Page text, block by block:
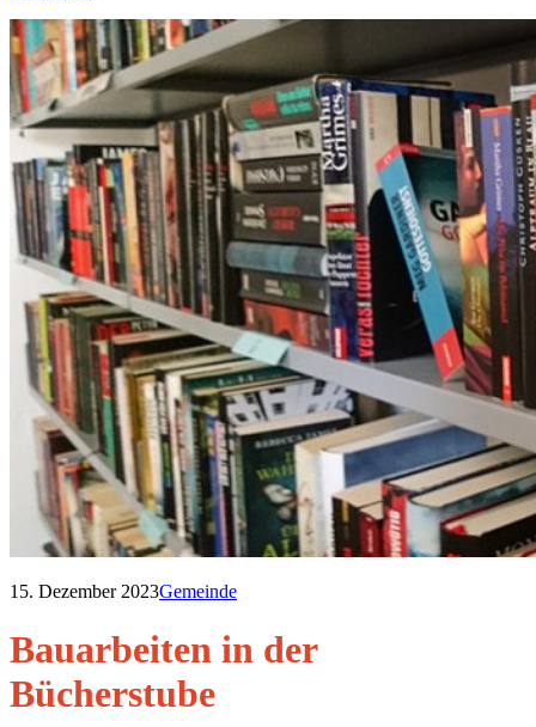
15. Dezember 2023Gemeinde
Bauarbeiten in der
Bücherstube